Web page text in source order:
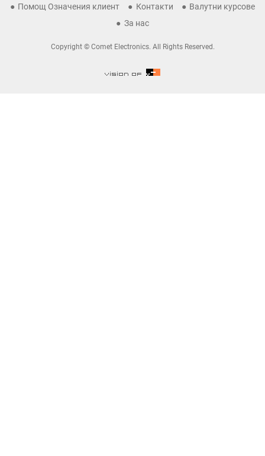
Помощ Означения клиент Контакти
Валутни курсове
За нас
Copyright © Comet Electronics. All Rights Reserved.